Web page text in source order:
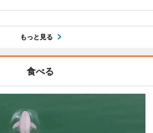
もっと見る
食べる